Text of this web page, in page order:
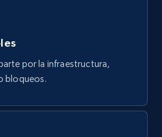
products
Breadcrumbs, Category,
por la infraestructura,
bloqueos.